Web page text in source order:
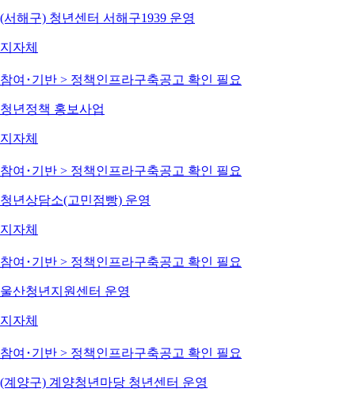
(서해구) 청년센터 서해구1939 운영
지자체
참여･기반 > 정책인프라구축공고 확인 필요
청년정책 홍보사업
지자체
참여･기반 > 정책인프라구축공고 확인 필요
청년상담소(고민점빵) 운영
지자체
참여･기반 > 정책인프라구축공고 확인 필요
울산청년지원센터 운영
지자체
참여･기반 > 정책인프라구축공고 확인 필요
(계양구) 계양청년마당 청년센터 운영